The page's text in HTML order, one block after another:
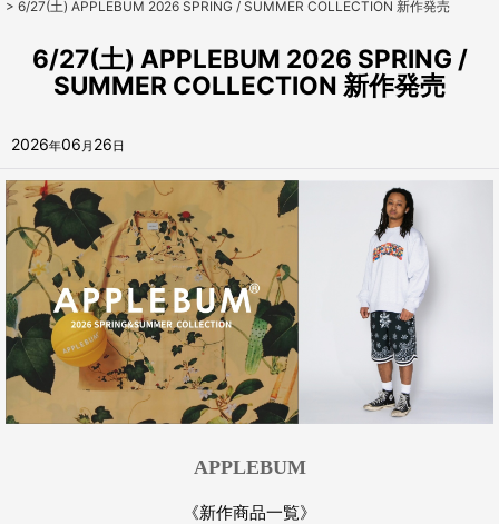
> 6/27(土) APPLEBUM 2026 SPRING / SUMMER COLLECTION 新作発売
6/27(土) APPLEBUM 2026 SPRING /
SUMMER COLLECTION 新作発売
2026年06 月 26日
APPLEBUM
《新作商品一覧》